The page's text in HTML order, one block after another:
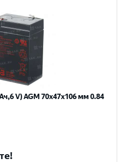
V) AGM 70x47x106 мм 0.84